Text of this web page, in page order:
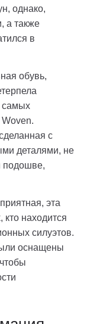
однако,
а также
в
обувь,
самых
с
деталями, не
подошве,
эта
кто находится
силуэтов.
оснащены